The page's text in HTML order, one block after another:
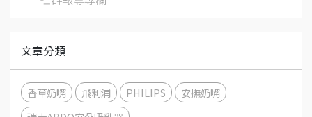
文章分類
香草奶嘴 飛利浦 PHILIPS
安撫奶嘴